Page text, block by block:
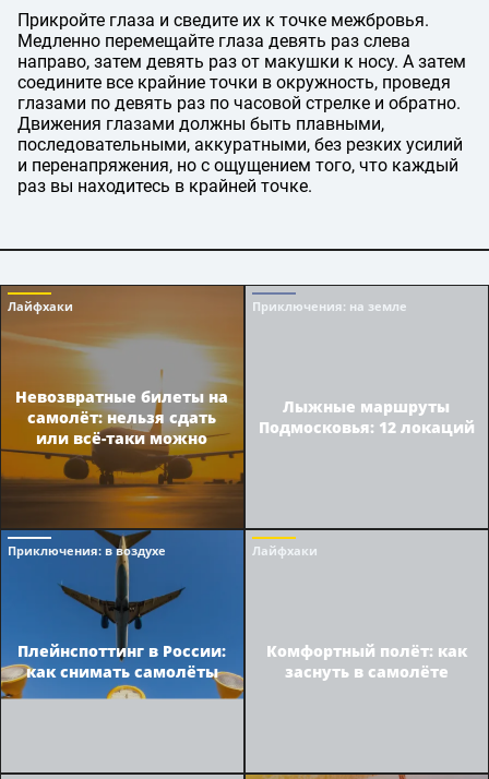
Прикройте глаза и сведите их к точке межбровья.
Медленно перемещайте глаза девять раз слева
направо, затем девять раз от макушки к носу. А затем
соедините все крайние точки в окружность, проведя
глазами по девять раз по часовой стрелке и обратно.
Движения глазами должны быть плавными,
последовательными, аккуратными, без резких усилий
и перенапряжения, но с ощущением того, что каждый
раз вы находитесь в крайней точке.
Лайфхаки
Невозвратные билеты на
самолёт: нельзя сдать
или всё-таки можно
Приключения: на земле
Лыжные маршруты
Подмосковья: 12 локаций
Приключения: в воздухе
Плейнспоттинг в России:
как снимать самолёты
Лайфхаки
Комфортный полёт: как
заснуть в самолёте